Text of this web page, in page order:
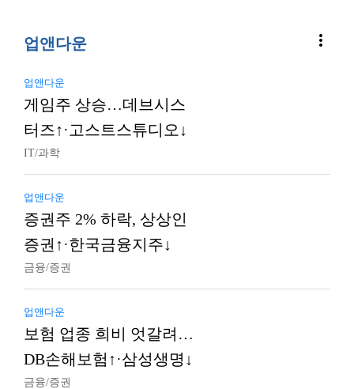
업앤다운 more_vert
업앤다운
게임주 상승…데브시스
터즈↑·고스트스튜디오↓
IT/과학
업앤다운
증권주 2% 하락, 상상인
증권↑·한국금융지주↓
금융/증권
업앤다운
보험 업종 희비 엇갈려…
DB손해보험↑·삼성생명↓
금융/증권